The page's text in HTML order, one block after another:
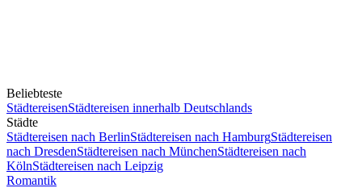
Beliebteste
StädtereisenStädtereisen innerhalb Deutschlands
Städte
Städtereisen nach BerlinStädtereisen nach HamburgStädtereisen
nach DresdenStädtereisen nach MünchenStädtereisen nach
KölnStädtereisen nach Leipzig
Romantik